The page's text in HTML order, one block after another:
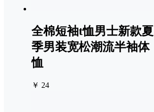
全棉短袖t恤男士新款夏
季男装宽松潮流半袖体
恤
￥ 24